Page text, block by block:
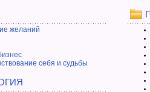
желаний
себя и судьбы